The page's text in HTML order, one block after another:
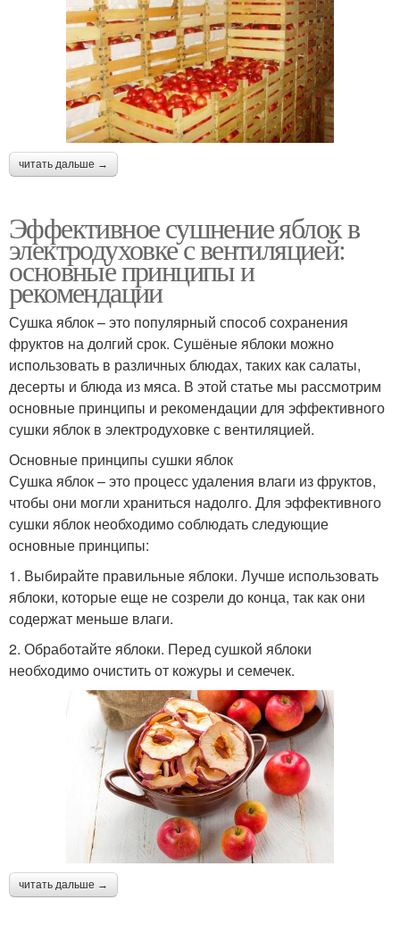
читать дальше →
Эффективное сушнение яблок в
электродуховке с вентиляцией:
основные принципы и
рекомендации
Сушка яблок – это популярный способ сохранения
фруктов на долгий срок. Сушёные яблоки можно
использовать в различных блюдах, таких как салаты,
десерты и блюда из мяса. В этой статье мы рассмотрим
основные принципы и рекомендации для эффективного
сушки яблок в электродуховке с вентиляцией.
Основные принципы сушки яблок
Сушка яблок – это процесс удаления влаги из фруктов,
чтобы они могли храниться надолго. Для эффективного
сушки яблок необходимо соблюдать следующие
основные принципы:
1. Выбирайте правильные яблоки. Лучше использовать
яблоки, которые еще не созрели до конца, так как они
содержат меньше влаги.
2. Обработайте яблоки. Перед сушкой яблоки
необходимо очистить от кожуры и семечек.
читать дальше →